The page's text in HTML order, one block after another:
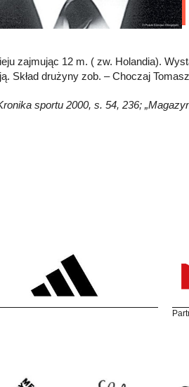
zajmując 12 m. ( zw. Holandia).
Skład drużyny zob. – Choczaj
sportu 2000, s. 54, 236;